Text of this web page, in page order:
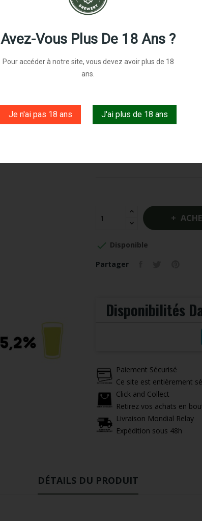
Avez-Vous Plus De 18 Ans ?
Pour accéder à notre site, vous devez avoir plus de 18
ans.
Je n'ai pas 18 ans J'ai plus de 18 ans
Sassy
4,00 €
TTC
 Disponible
Partager
Disponibilités
Paiement Sécurisé
Ce site est entièrement
Click and Collect
Retirez vos achats en
Livraison Mondial Relay
Expédition sous 48h
DÉTAILS DU PRODUIT